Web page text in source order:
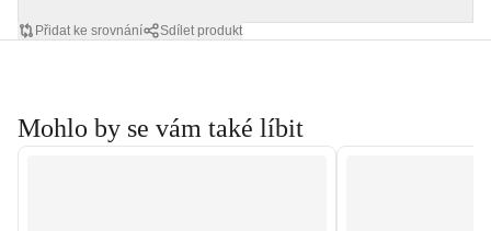
Přidat ke srovnání Sdílet produkt
Mohlo by se vám také líbit